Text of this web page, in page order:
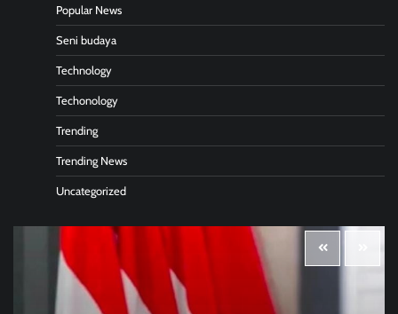
Popular News
Seni budaya
Technology
Techonology
Trending
Trending News
Uncategorized